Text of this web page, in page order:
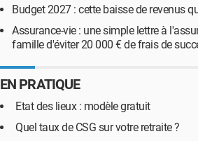
Budget 2027 : cette baisse de revenus
Assurance-vie : une simple lettre à
famille d'éviter 20 000 € de frais de
EN PRATIQUE
Etat des lieux : modèle gratuit
Quel taux de CSG sur votre retraite ?